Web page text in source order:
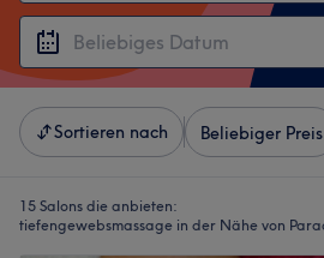
Sortieren nach Beliebiger Preis
15 Salons die anbieten:
tiefengewebsmassage in der Nähe von